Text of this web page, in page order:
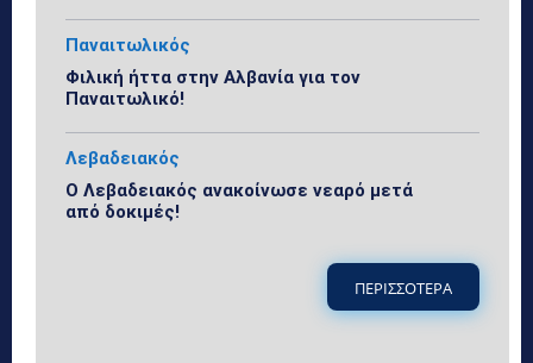
Παναιτωλικός
Φιλική ήττα στην Αλβανία για τον
Παναιτωλικό!
Λεβαδειακός
Ο Λεβαδειακός ανακοίνωσε νεαρό μετά
από δοκιμές!
ΠΕΡΙΣΣΟΤΕΡΑ